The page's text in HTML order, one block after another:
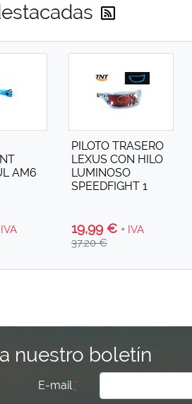
AM6
PILOTO TRASERO
LEXUS CON HILO
LUMINOSO
SPEEDFIGHT 1
19,99 € + IVA
37,20 €
nuestro boletín
E-mail *